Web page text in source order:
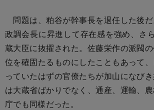
問題は、粕谷が幹事長を退任した後
政調会長に昇進して存在感を強め、さ
蔵大臣に抜擢された。佐藤栄作の派閥
位を確固たるものにしたこともあって
っていたはずの官僚たちが加山になび
は大蔵省ばかりでなく、通産、運輸、
庁でも同様だった。